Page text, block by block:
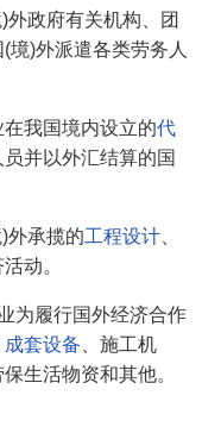
外政府有关机构、团
境)外派遣各类劳务人
我国境内设立的代
并以外汇结算的国
外承揽的工程设计
动。
为履行国外经济合作
成套设备 、施工机
生活物资和其他。